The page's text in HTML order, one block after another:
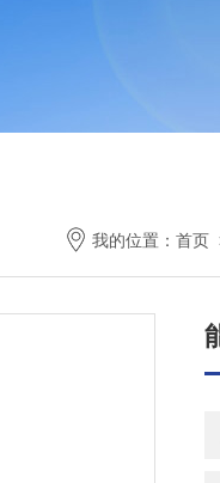
我的位置： 首页